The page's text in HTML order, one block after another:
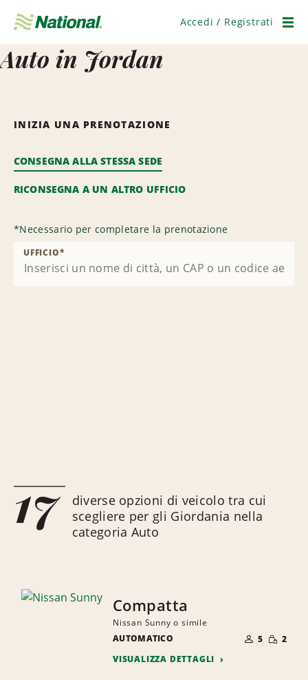
navigazione
Accedi / Registrati
Auto in Jordan
INIZIA UNA PRENOTAZIONE
CONSEGNA ALLA STESSA SEDE
RICONSEGNA A UN ALTRO UFFICIO
*Necessario per completare la prenotazione
UFFICIO*
17
diverse opzioni di veicolo tra cui
scegliere per gli Giordania nella
categoria Auto
Compatta
Nissan Sunny o simile
AUTOMATICO
DI
PERSONE
5 RIDOTTA
2
VISUALIZZA DETTAGLI